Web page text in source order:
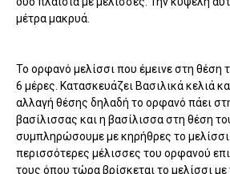
μέτρα μακρυά.
Το ορφανό μελίσσι που έμεινε στη θέση
6 μέρες. Κατασκευάζει Βασιλικά κελιά
αλλαγή θέσης δηλαδή το ορφανό πάει
βασίλισσας και η βασίλισσα στη θέση
συμπληρώσουμε με κηρήθρες το μελίσσι
περισσότερες μέλισσες του ορφανού
τους όπου τώρα βρίσκεται το μελίσσι με